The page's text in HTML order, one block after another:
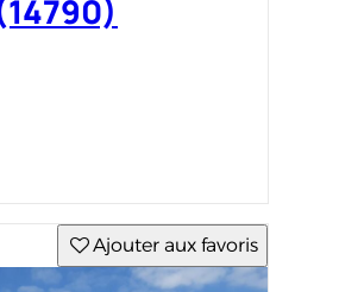
Ajouter aux favoris